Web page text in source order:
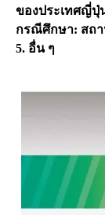
ของประเทศญี่ปุ่
กรณีศึกษา: สถา
5. อื่น ๆ